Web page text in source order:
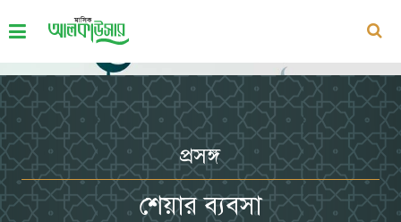
প্রসঙ্গ
শেয়ার ব্যবসা